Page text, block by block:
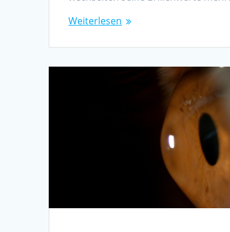
Weiterlesen